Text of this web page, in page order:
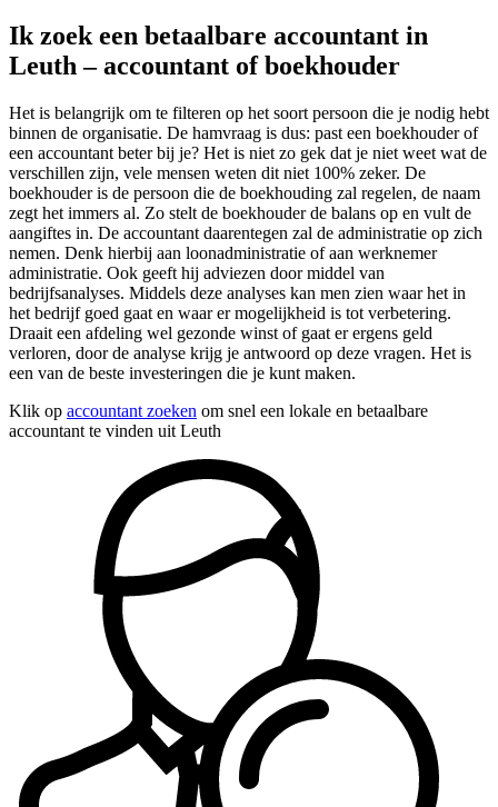
Ik zoek een betaalbare accountant in
Leuth – accountant of boekhouder
Het is belangrijk om te filteren op het soort persoon die je nodig hebt
binnen de organisatie. De hamvraag is dus: past een boekhouder of
een accountant beter bij je? Het is niet zo gek dat je niet weet wat de
verschillen zijn, vele mensen weten dit niet 100% zeker. De
boekhouder is de persoon die de boekhouding zal regelen, de naam
zegt het immers al. Zo stelt de boekhouder de balans op en vult de
aangiftes in. De accountant daarentegen zal de administratie op zich
nemen. Denk hierbij aan loonadministratie of aan werknemer
administratie. Ook geeft hij adviezen door middel van
bedrijfsanalyses. Middels deze analyses kan men zien waar het in
het bedrijf goed gaat en waar er mogelijkheid is tot verbetering.
Draait een afdeling wel gezonde winst of gaat er ergens geld
verloren, door de analyse krijg je antwoord op deze vragen. Het is
een van de beste investeringen die je kunt maken.
Klik op accountant zoeken om snel een lokale en betaalbare
accountant te vinden uit Leuth